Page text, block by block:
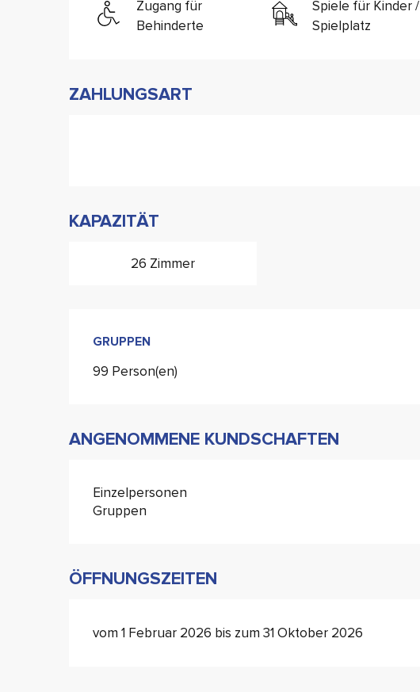
Zugang für
Behinderte
Spiele für Kinder /
Spielplatz
ZAHLUNGSART
KAPAZITÄT
26 Zimmer
GRUPPEN
GRUPPEN
99 Person(en)
ANGENOMMENE KUNDSCHAFTEN
Einzelpersonen
Gruppen
ÖFFNUNGSZEITEN
vom 1 Februar 2026 bis zum 31 Oktober 2026